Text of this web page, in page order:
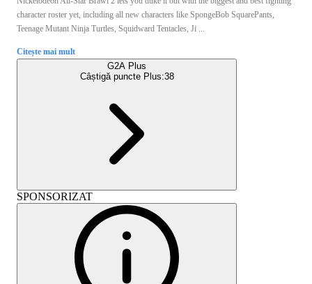
character roster yet, including all new characters like SpongeBob SquarePants,
Teenage Mutant Ninja Turtles, Squidward Tentacles, Ji ...
Citește mai mult
G2A Plus
Câștigă puncte Plus:38
SPONSORIZAT